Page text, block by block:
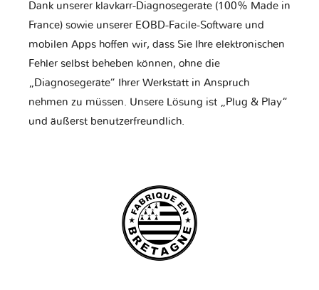
Dank unserer klavkarr-Diagnosegeräte (100% Made in
France) sowie unserer EOBD-Facile-Software und
mobilen Apps hoffen wir, dass Sie Ihre elektronischen
Fehler selbst beheben können, ohne die
„Diagnosegeräte“ Ihrer Werkstatt in Anspruch
nehmen zu müssen. Unsere Lösung ist „Plug & Play“
und äußerst benutzerfreundlich.